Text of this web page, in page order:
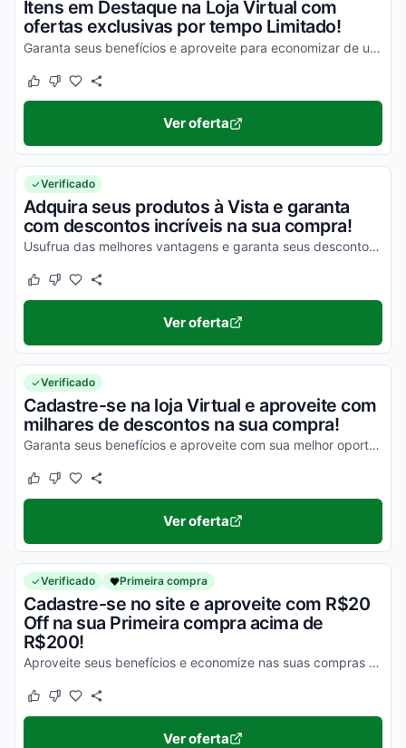
Itens em Destaque na Loja Virtual com
ofertas exclusivas por tempo Limitado!
Garanta seus benefícios e aproveite para economizar de uma forma simples!
Este cupom funcionou
Este cupom não funcionou
Ver oferta
Verificado
Adquira seus produtos à Vista e garanta
com descontos incríveis na sua compra!
Usufrua das melhores vantagens e garanta seus descontos em todas as compras!
Este cupom funcionou
Este cupom não funcionou
Ver oferta
Verificado
Cadastre-se na loja Virtual e aproveite com
milhares de descontos na sua compra!
Garanta seus benefícios e aproveite com sua melhor oportunidade para economizar!
Este cupom funcionou
Este cupom não funcionou
Ver oferta
Verificado Primeira compra
Cadastre-se no site e aproveite com R$20
Off na sua Primeira compra acima de
R$200!
Aproveite seus benefícios e economize nas suas compras online ainda hoje!
Este cupom funcionou
Este cupom não funcionou
Ver oferta